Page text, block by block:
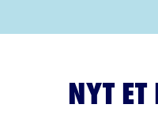
NYT